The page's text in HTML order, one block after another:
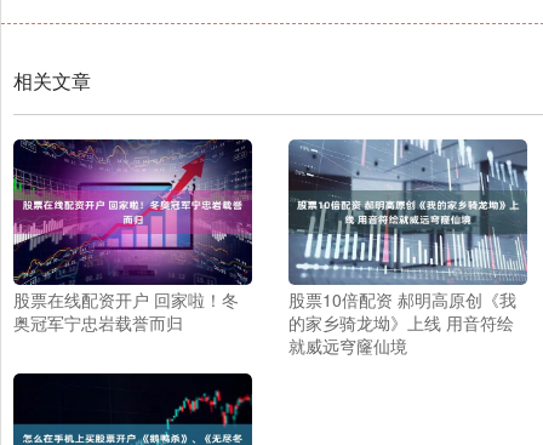
相关文章
股票在线配资开户 回家啦！冬
奥冠军宁忠岩载誉而归
股票10倍配资 郝明高原创《我
的家乡骑龙坳》上线 用音符绘
就威远穹窿仙境